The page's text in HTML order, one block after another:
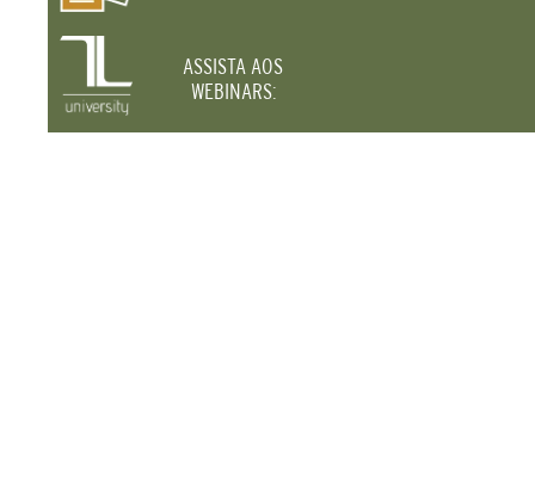
ASSISTA AOS
WEBINARS: